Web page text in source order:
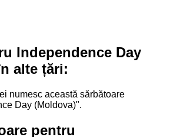
Independence Day
alte țări:
numesc această sărbătoare
Day (Moldova)".
pentru